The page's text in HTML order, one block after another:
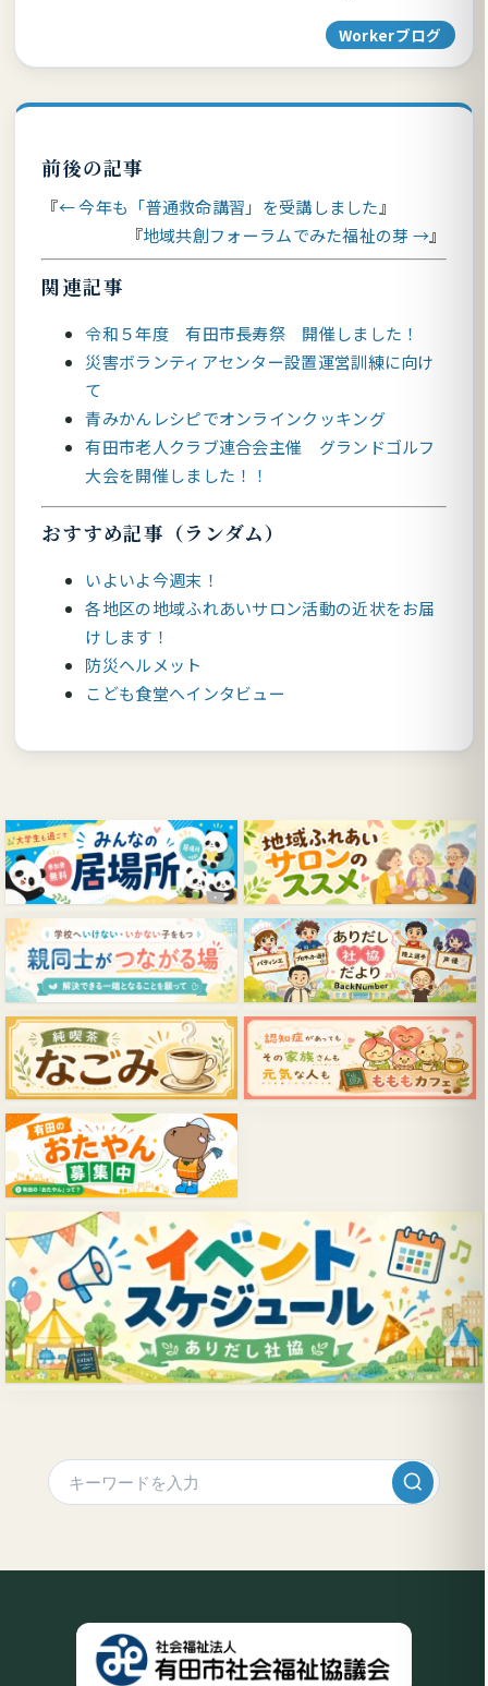
Workerブログ
前後の記事
← 今年も「普通救命講習」を受講しました
地域共創フォーラムでみた福祉の芽 →
関連記事
令和５年度 有田市長寿祭 開催しました！
災害ボランティアセンター設置運営訓練に向け
て
青みかんレシピでオンラインクッキング
有田市老人クラブ連合会主催 グランドゴルフ
大会を開催しました！！
おすすめ記事（ランダム）
いよいよ今週末！
各地区の地域ふれあいサロン活動の近状をお届
けします！
防災ヘルメット
こども食堂へインタビュー